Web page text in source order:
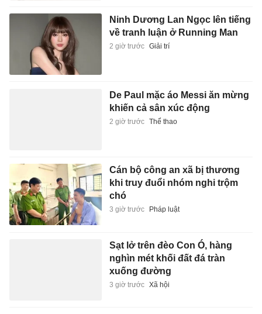
Ninh Dương Lan Ngọc lên tiếng
về tranh luận ở Running Man
2 giờ trước Giải trí
De Paul mặc áo Messi ăn mừng
khiến cả sân xúc động
2 giờ trước Thể thao
Cán bộ công an xã bị thương
khi truy đuổi nhóm nghi trộm
chó
3 giờ trước Pháp luật
Sạt lở trên đèo Con Ó, hàng
nghìn mét khối đất đá tràn
xuống đường
3 giờ trước Xã hội